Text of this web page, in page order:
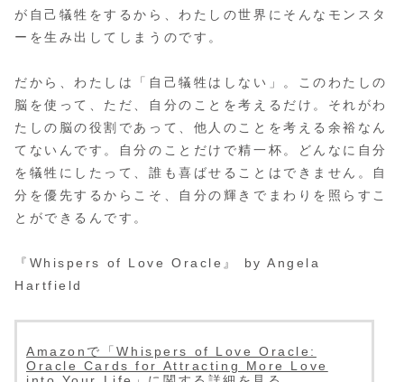
が自己犠牲をするから、わたしの世界にそんなモンスタ
ーを生み出してしまうのです。
だから、わたしは「自己犠牲はしない」。このわたしの
脳を使って、ただ、自分のことを考えるだけ。それがわ
たしの脳の役割であって、他人のことを考える余裕なん
てないんです。自分のことだけで精一杯。どんなに自分
を犠牲にしたって、誰も喜ばせることはできません。自
分を優先するからこそ、自分の輝きでまわりを照らすこ
とができるんです。
『Whispers of Love Oracle』 by Angela
Hartfield
Amazonで「Whispers of Love Oracle:
Oracle Cards for Attracting More Love